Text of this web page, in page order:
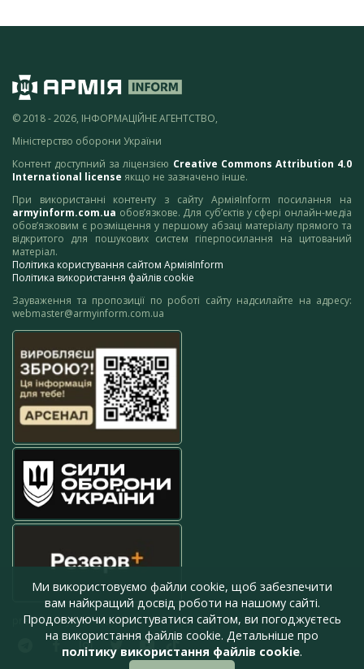
© 2018 - 2026, ІНФОРМАЦІЙНЕ АГЕНТСТВО,
Міністерство оборони України
Контент доступний за ліцензією Creative Commons Attribution 4.0
International license якщо не зазначено інше.
При використанні контенту з сайту АрміяInform посилання на
armyinform.com.ua обов’язкове. Для суб’єктів у сфері онлайн-медіа
обов’язковим є розміщення у першому абзаці матеріалу прямого та
відкритого для пошукових систем гіперпосилання на цитований
матеріал.
Політика користування сайтом АрміяInform
Політика використання файлів cookie
Зауваження та пропозиції по роботі сайту надсилайте на адресу:
webmaster@armyinform.com.ua
press@armyinform.com.ua
Ми використовуємо файли cookie, щоб забезпечити
вам найкращий досвід роботи на нашому сайті.
Продовжуючи користуватися сайтом, ви погоджуєтесь
на використання файлів cookie. Детальніше про
політику використання файлів cookie.